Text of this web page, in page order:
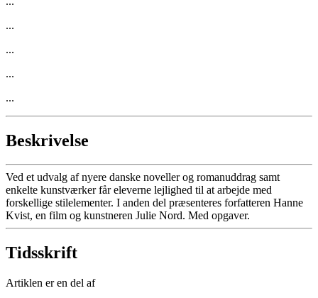
...
...
...
...
Beskrivelse
Ved et udvalg af nyere danske noveller og romanuddrag samt
enkelte kunstværker får eleverne lejlighed til at arbejde med
forskellige stilelementer. I anden del præsenteres forfatteren Hanne
Kvist, en film og kunstneren Julie Nord. Med opgaver.
Tidsskrift
Artiklen er en del af